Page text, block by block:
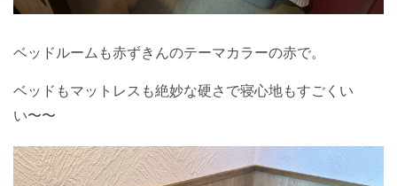
ベッドルームも赤ずきんのテーマカラーの赤で。
ベッドもマットレスも絶妙な硬さで寝心地もすごくい
い〜〜